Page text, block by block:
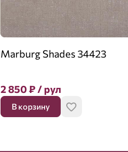
Marburg Shades 34423
2 850₽/ рул
В корзину